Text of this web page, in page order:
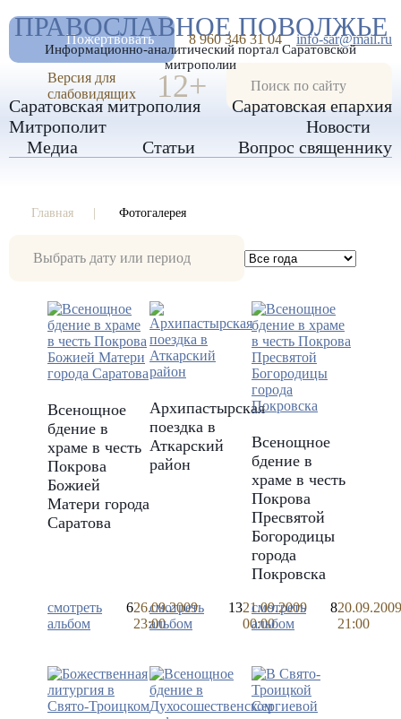
РАЗМЕР ШРИФТА А А А
ИЗОБРАЖЕНИЯ
ПРАВОСЛАВНОЕ ПОВОЛЖЬЕ
Информационно-аналитический портал Саратовской
митрополии
Пожертвовать 8 960 346 31 04 info-sar@mail.ru
Версия для
слабовидящих
12+
Саратовская митрополия
Саратовская епархия
Митрополит
Новости
Медиа
Статьи Вопрос священнику
Главная Фотогалерея
Фотогалерея
Всенощное
бдение в
храме в честь
Покрова
Божией
Матери города
Саратова
смотреть
альбом
626.09.2009
23:00
Архипастырская
поездка в
Аткарский
район
смотреть
альбом
1321.09.2009
00:00
Всенощное
бдение в
храме в честь
Покрова
Пресвятой
Богородицы
города
Покровска
смотреть
альбом
820.09.2009
21:00